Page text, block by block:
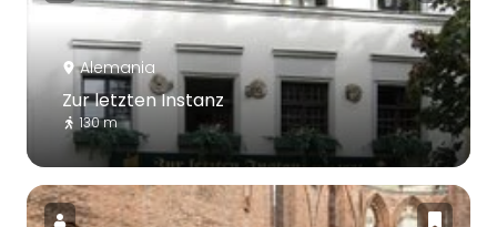
Alemania
Zur letzten Instanz
130 m